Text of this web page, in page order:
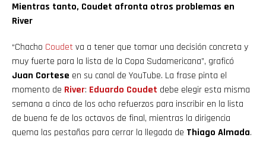
Mientras tanto, Coudet afronta otros problemas en
River
“Chacho Coudetva a tener que tomar una decisión concreta y
muy fuerte para la lista de la Copa Sudamericana”, graficó
Juan Cortese en su canal de YouTube. La frase pinta el
momento de River: Eduardo Coudet debe elegir esta misma
semana a cinco de los ocho refuerzos para inscribir en la lista
de buena fe de los octavos de final, mientras la dirigencia
quema las pestañas para cerrar la llegada de Thiago Almada.